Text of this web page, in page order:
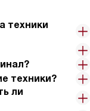
техники
техники?
ли